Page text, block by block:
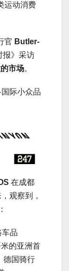
运动消费
官 Butler-
报》采访
市场。
际小众品
在成都
观察到，
品
的亚洲首
德国骑行